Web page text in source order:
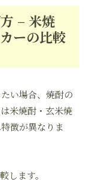
– 米焼
ーの比較
い場合、焼酎の
米焼酎・玄米焼
徴が異なりま
します。